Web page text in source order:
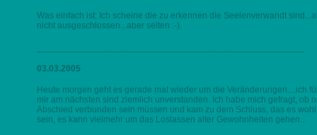
Was einfach ist: Ich scheine die zu erkennen die Seelenverwandt
nicht ausgeschlossen...aber selten :-).
03.03.2005
Heute morgen geht es gerade mal wieder um die Veränderungen....ich
mir am nächsten sind ziemlich unverstanden. Ich habe mich gefragt, ob
Abschied verbunden sein müssen und kam zu dem Schluss, das es
sein, es kann vielmehr um das Loslassen alter Gewohnheiten gehen...